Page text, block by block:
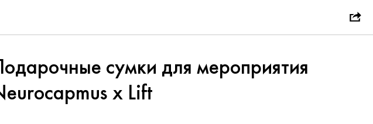
сумки для мероприятия
x Lift